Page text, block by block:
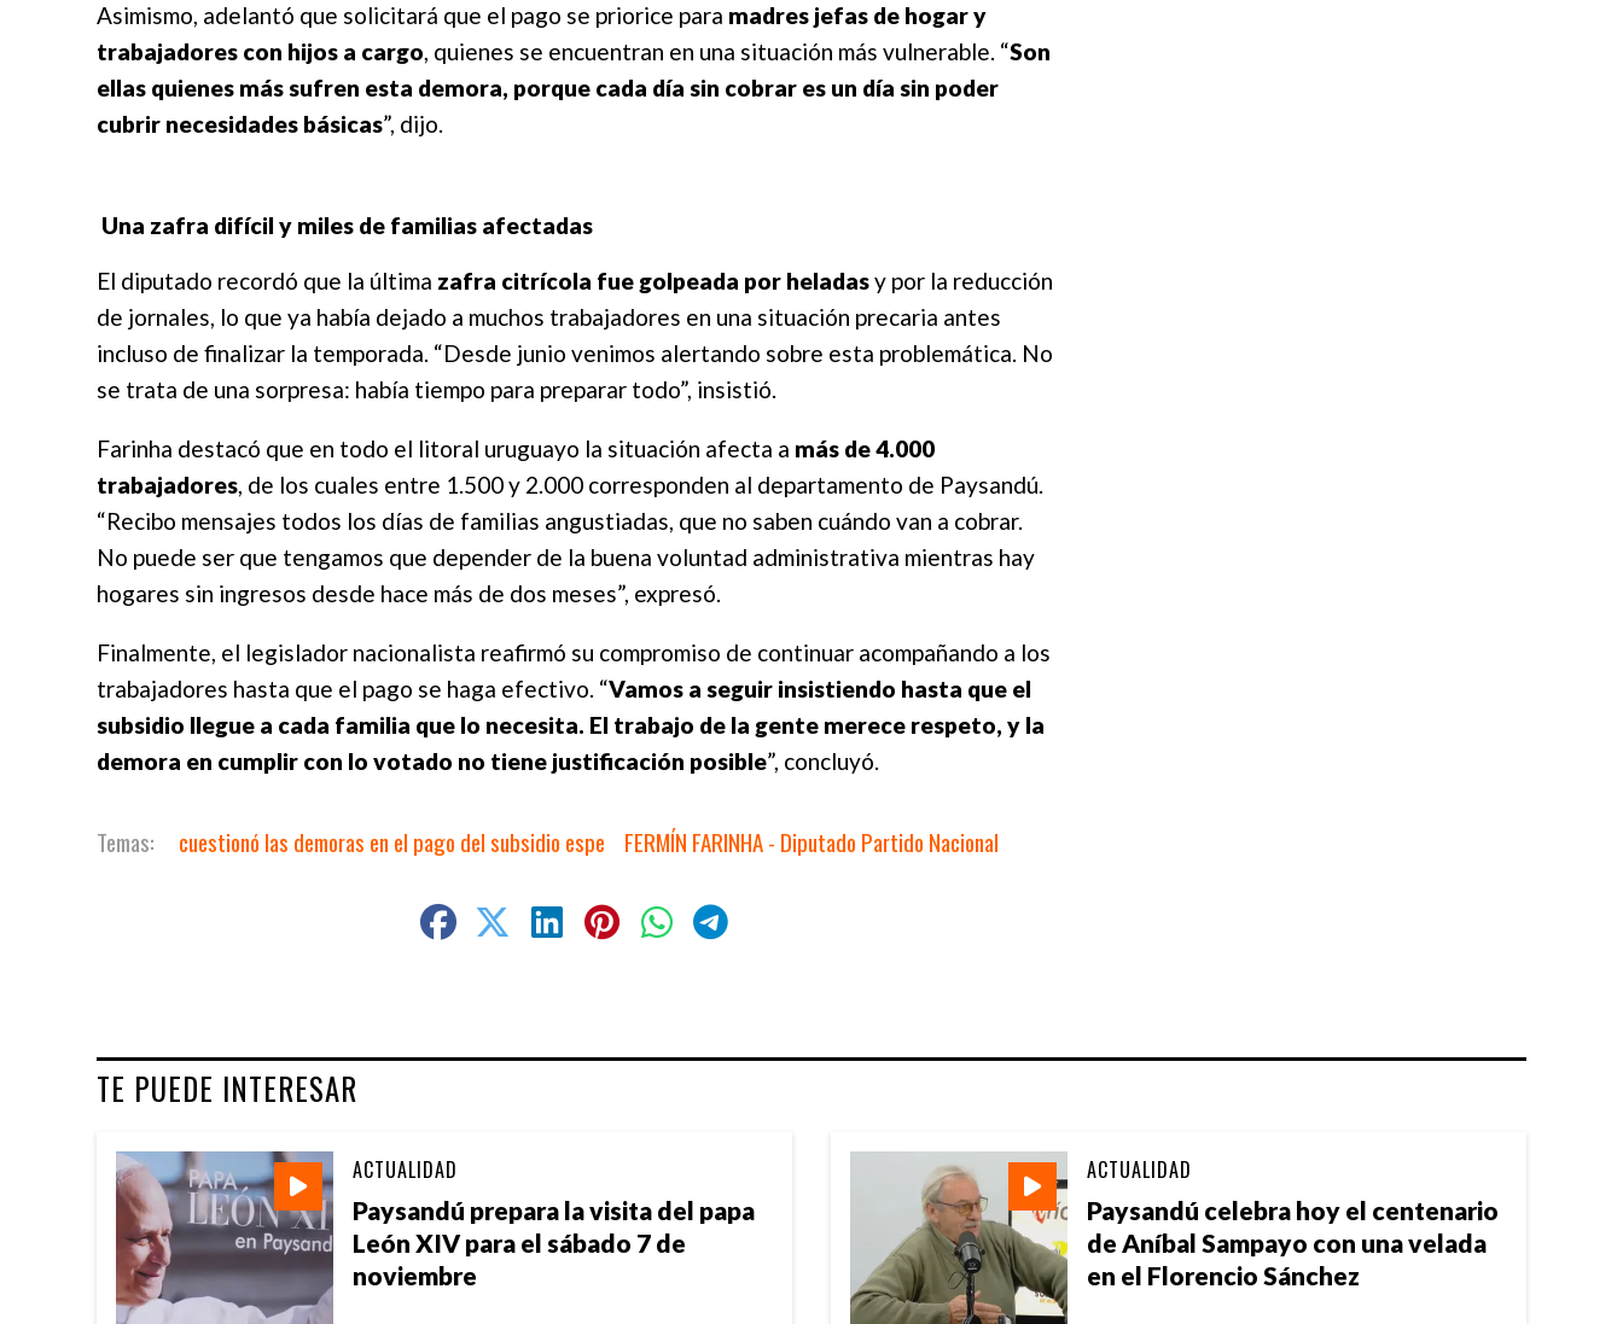
Asimismo, adelantó que solicitará que el pago se priorice para madres jefas de hogar y
trabajadores con hijos a cargo, quienes se encuentran en una situación más vulnerable. “Son
ellas quienes más sufren esta demora, porque cada día sin cobrar es un día sin poder
cubrir necesidades básicas”, dijo.
Una zafra difícil y miles de familias afectadas
El diputado recordó que la última zafra citrícola fue golpeada por heladasy por la reducción
de jornales, lo que ya había dejado a muchos trabajadores en una situación precaria antes
incluso de finalizar la temporada. “Desde junio venimos alertando sobre esta problemática. No
se trata de una sorpresa: había tiempo para preparar todo”, insistió.
Farinha destacó que en todo el litoral uruguayo la situación afecta a más de 4.000
trabajadores, de los cuales entre 1.500 y 2.000 corresponden al departamento de Paysandú.
“Recibo mensajes todos los días de familias angustiadas, que no saben cuándo van a cobrar.
No puede ser que tengamos que depender de la buena voluntad administrativa mientras hay
hogares sin ingresos desde hace más de dos meses”, expresó.
Finalmente, el legislador nacionalista reafirmó su compromiso de continuar acompañando a los
trabajadores hasta que el pago se haga efectivo. “Vamos a seguir insistiendo hasta que el
subsidio llegue a cada familia que lo necesita. El trabajo de la gente merece respeto, y la
demora en cumplir con lo votado no tiene justificación posible”, concluyó.
cuestionó las demoras en el pago del subsidio espe FERMÍN FARINHA - Diputado Partido Nacional
TE PUEDE INTERESAR
Paysandú prepara la visita del papa
León XIV para el sábado 7 de
noviembre
ACTUALIDAD
Paysandú celebra hoy el centenario
de Aníbal Sampayo con una velada
en el Florencio Sánchez
ACTUALIDAD